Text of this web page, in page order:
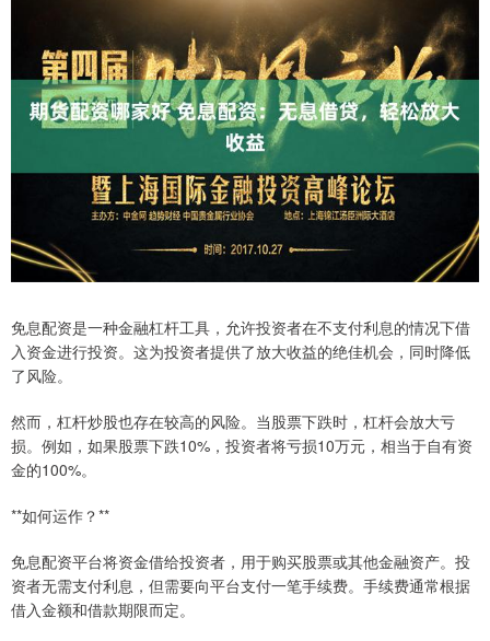
免息配资是一种金融杠杆工具，允许投资者在不支付利息的情况下借
入资金进行投资。这为投资者提供了放大收益的绝佳机会，同时降低
了风险。
然而，杠杆炒股也存在较高的风险。当股票下跌时，杠杆会放大亏
损。例如，如果股票下跌10%，投资者将亏损10万元，相当于自有资
金的100%。
**如何运作？**
免息配资平台将资金借给投资者，用于购买股票或其他金融资产。投
资者无需支付利息，但需要向平台支付一笔手续费。手续费通常根据
借入金额和借款期限而定。